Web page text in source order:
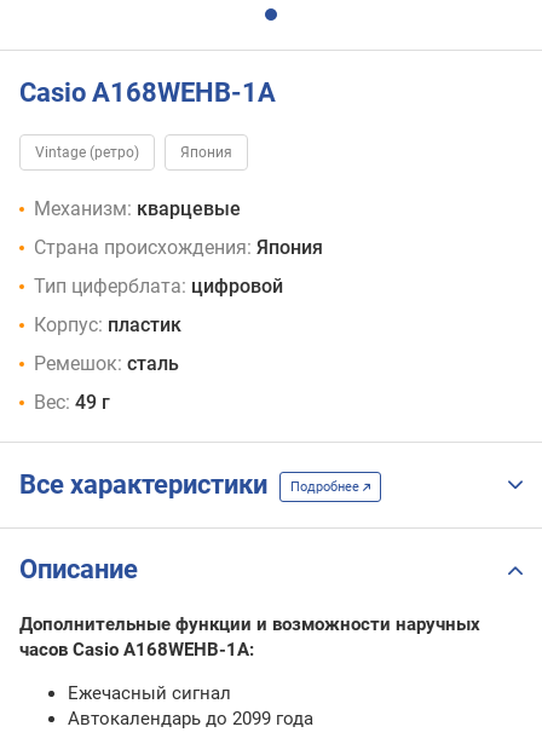
Casio A168WEHB-1A
Vintage (ретро) Япония
Механизм: кварцевые
Страна происхождения: Япония
Тип циферблата: цифровой
Корпус: пластик
Ремешок: сталь
Вес: 49 г
Все характеристики Подробнее
Описание
Дополнительные функции и возможности наручных
часов Casio A168WEHB-1A:
Ежечасный сигнал
Автокалендарь до 2099 года